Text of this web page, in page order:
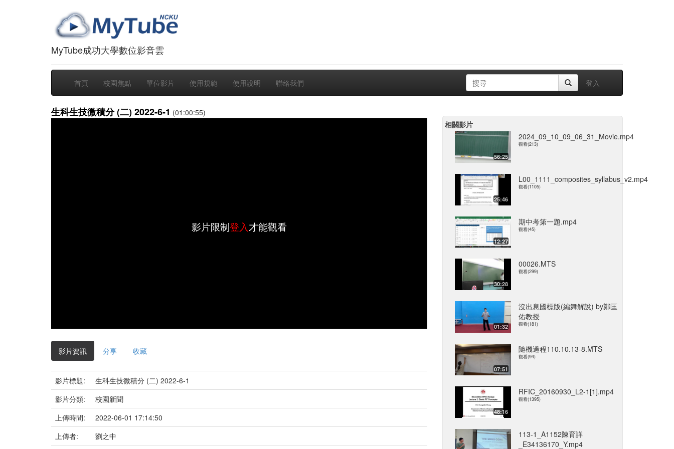
MyTube成功大學數位影音雲
首頁 校園焦點 單位影片 使用規範 使用說明 聯絡我們 登入
生科生技微積分 (二) 2022-6-1 (01:00:55)
影片限制登入才能觀看
影片資訊 分享 收藏
影片標題:
生科生技微積分 (二) 2022-6-1
影片分類:
校園新聞
上傳時間:
2022-06-01 17:14:50
上傳者:
劉之中
相關影片
56:25
2024_09_10_09_06_31_Movie.mp4
觀看(213)
25:46
L00_1111_composites_syllabus_v2.mp4
觀看(1105)
12:27
期中考第一題.mp4
觀看(45)
30:28
00026.MTS
觀看(299)
01:32
沒出息國標版(編舞解說) by鄭匡
佑教授
觀看(181)
07:51
隨機過程110.10.13-8.MTS
觀看(94)
48:16
RFIC_20160930_L2-1[1].mp4
觀看(1395)
113-1_A1152陳育詳
_E34136170_Y.mp4